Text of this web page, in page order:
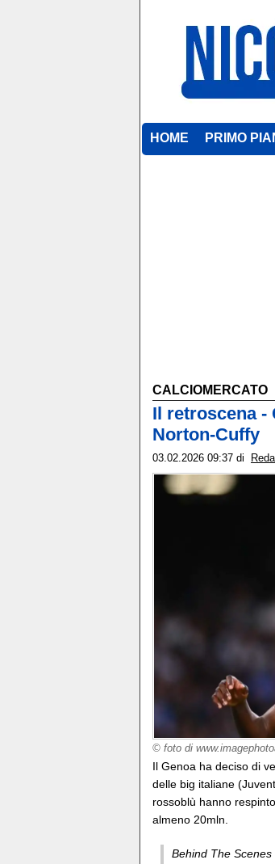
HOME PRIMO
CALCIOMERCATO
Il retroscena -
Norton-Cuffy
03.02.2026 09:37 di
© foto di
Il Genoa ha deciso di
delle big italiane
rossoblù hanno
almeno 20mln.
Behind The